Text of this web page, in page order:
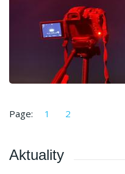
Page: 1 2
Aktuality